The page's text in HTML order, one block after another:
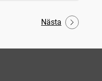
Nästa